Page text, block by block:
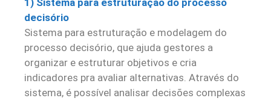
1) Sistema para estruturação do processo
decisório
Sistema para estruturação e modelagem do
processo decisório, que ajuda gestores a
organizar e estruturar objetivos e cria
indicadores pra avaliar alternativas. Através do
sistema, é possível analisar decisões complexas